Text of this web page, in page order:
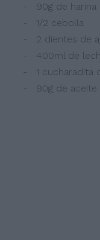
- 90g de harina
- 1/2 cebolla
- 2 dientes de
- 400ml de leche
- 1 cucharadita
- 90g de aceite